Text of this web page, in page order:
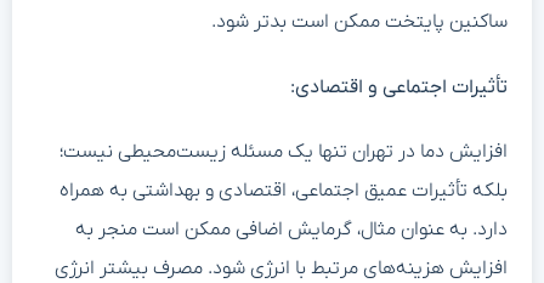
ساکنین پایتخت ممکن است بدتر شود.
تأثیرات اجتماعی و اقتصادی:
افزایش دما در تهران تنها یک مسئله زیست‌محیطی نیست؛
بلکه تأثیرات عمیق اجتماعی، اقتصادی و بهداشتی به همراه
دارد. به عنوان مثال، گرمایش اضافی ممکن است منجر به
افزایش هزینه‌های مرتبط با انرژی شود. مصرف بیشتر انرژی